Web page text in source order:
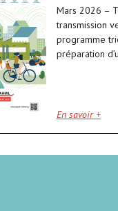
Mars 2026 –
transmission
programme
préparation
En savoir +